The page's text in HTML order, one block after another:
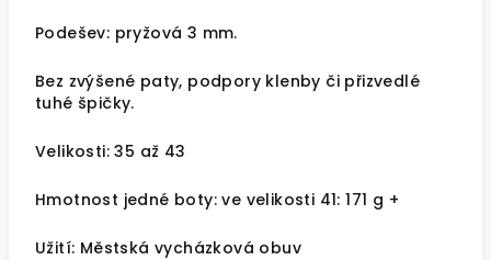
Podešev: pryžová 3 mm.
Bez zvýšené paty, podpory klenby či přizvedlé
tuhé špičky.
Velikosti: 35 až 43
Hmotnost jedné boty: ve velikosti 41: 171 g +
Užití: Městská vycházková obuv